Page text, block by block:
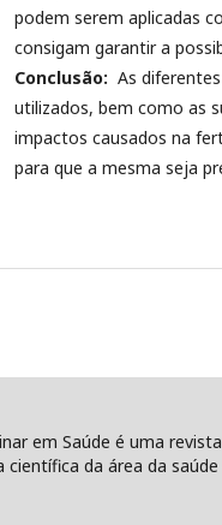
podem serem aplicadas
consigam garantir a
Conclusão: As
utilizados, bem como as
impactos causados na
para que a mesma seja
em Saúde é uma
científica da área da saúde